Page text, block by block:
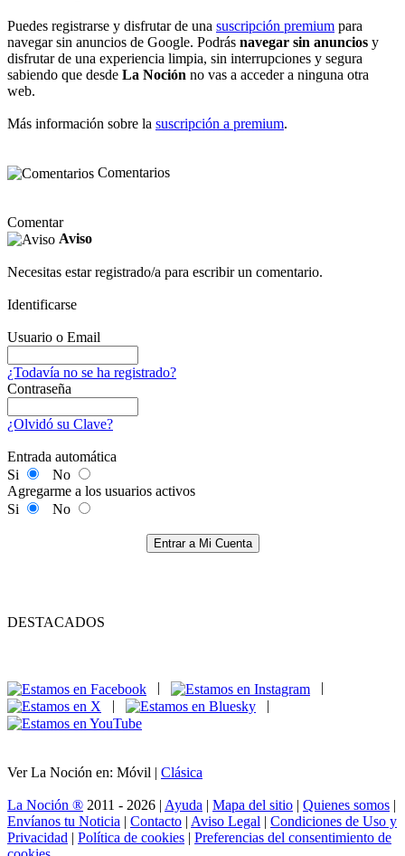
Puedes registrarse y disfrutar de una suscripción premium para
navegar sin anuncios de Google. Podrás navegar sin anuncios y
disfrutar de una experiencia limpia, sin interrupciones y segura
sabiendo que desde La Noción no vas a acceder a ninguna otra
web.
Más información sobre la suscripción a premium.
Comentarios
Comentar
Aviso
Necesitas estar registrado/a para escribir un comentario.
Identificarse
Usuario o Email
¿Todavía no se ha registrado?
Contraseña
¿Olvidó su Clave?
Entrada automática
Si
No
Agregarme a los usuarios activos
Si
No
Entrar a Mi Cuenta
DESTACADOS
|
|
|
|
Ver La Noción en: Móvil | Clásica
La Noción ® 2011 - 2026 | Ayuda | Mapa del sitio | Quienes somos |
Envíanos tu Noticia | Contacto | Aviso Legal | Condiciones de Uso y
Privacidad | Política de cookies | Preferencias del consentimiento de